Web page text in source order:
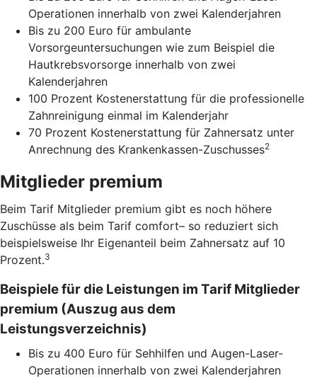
Operationen innerhalb von zwei Kalenderjahren
Bis zu 200 Euro für ambulante
Vorsorgeuntersuchungen wie zum Beispiel die
Hautkrebsvorsorge innerhalb von zwei
Kalenderjahren
100 Prozent Kostenerstattung für die professionelle
Zahnreinigung einmal im Kalenderjahr
70 Prozent Kostenerstattung für Zahnersatz unter
Anrechnung des Krankenkassen-Zuschusses2
Mitglieder premium
Beim Tarif Mitglieder premium gibt es noch höhere
Zuschüsse als beim Tarif comfort– so reduziert sich
beispielsweise Ihr Eigenanteil beim Zahnersatz auf 10
Prozent.3
Beispiele für die Leistungen im Tarif Mitglieder
premium (Auszug aus dem
Leistungsverzeichnis)
Bis zu 400 Euro für Sehhilfen und Augen-Laser-
Operationen innerhalb von zwei Kalenderjahren